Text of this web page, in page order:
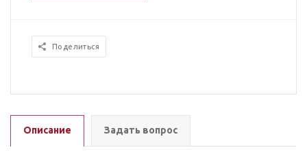
Поделиться
Описание Задать вопрос